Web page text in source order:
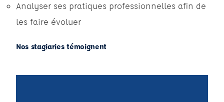
Analyser ses pratiques professionnelles afin de
les faire évoluer
Nos stagiaries témoignent